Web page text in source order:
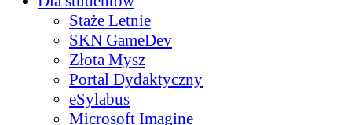
Staże Letnie
SKN GameDev
Złota Mysz
Portal Dydaktyczny
eSylabus
Microsoft Imagine